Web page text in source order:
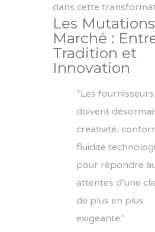
dans cette
Les
Marché :
Tradition et
Innovation
“Les
doivent
créativité,
fluidité
pour répondre
attentes d’une
de plus en plus
exigeante.”